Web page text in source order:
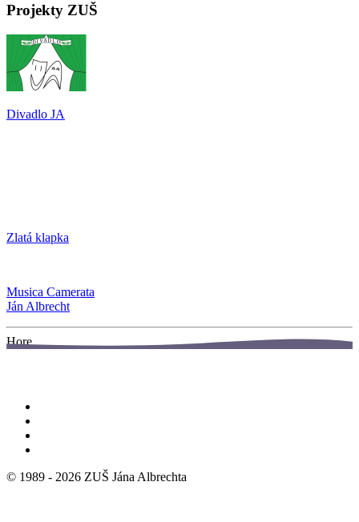
Projekty ZUŠ
Divadlo JA
Zlatá klapka
Musica Camerata
Ján Albrecht
Hore
© 1989 - 2026 ZUŠ Jána Albrechta